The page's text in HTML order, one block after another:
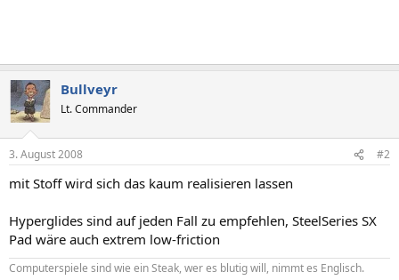
Bullveyr
Lt. Commander
3. August 2008 #2
mit Stoff wird sich das kaum realisieren lassen
Hyperglides sind auf jeden Fall zu empfehlen, SteelSeries SX
Pad wäre auch extrem low-friction
Computerspiele sind wie ein Steak, wer es blutig will, nimmt es Englisch.